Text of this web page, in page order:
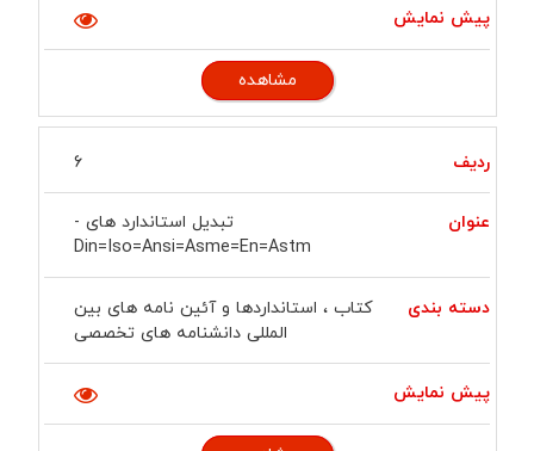
مشاهده
6
تبدیل استاندارد های -
Din=iso=ansi=asme=en=astm
کتاب ، استانداردها و آئین نامه های بین
المللی دانشنامه های تخصصی